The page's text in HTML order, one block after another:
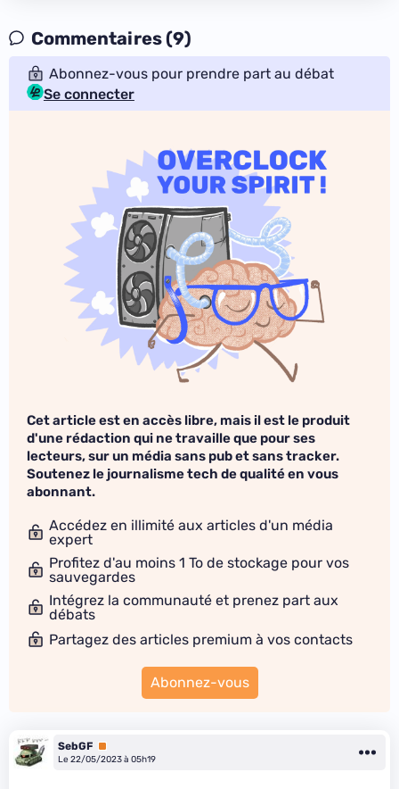
Commentaires (9)
Abonnez-vous pour prendre part au débat
Se connecter
Cet article est en accès libre, mais il est le produit
d'une rédaction qui ne travaille que pour ses
lecteurs, sur un média sans pub et sans tracker.
Soutenez le journalisme tech de qualité en vous
abonnant.
Accédez en illimité aux articles d'un média
expert
Profitez d'au moins 1 To de stockage pour vos
sauvegardes
Intégrez la communauté et prenez part aux
débats
Partagez des articles premium à vos contacts
Abonnez-vous
SebGF Premium
Le 22/05/2023 à 05h19